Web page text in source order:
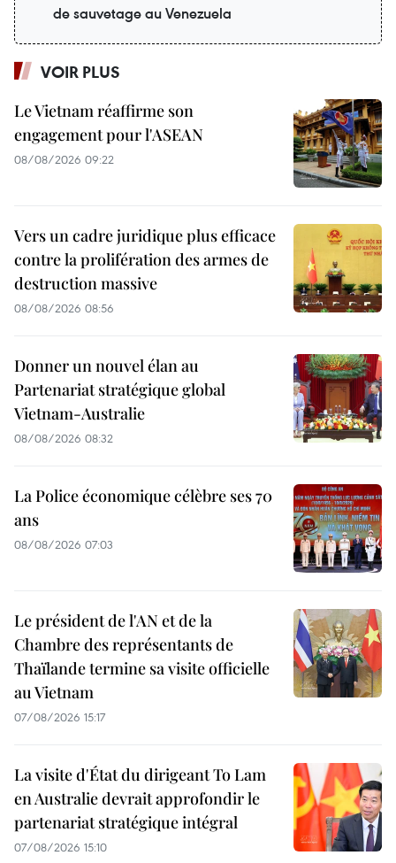
de sauvetage au Venezuela
VOIR PLUS
Le Vietnam réaffirme son
engagement pour l'ASEAN
08/08/2026 09:22
Vers un cadre juridique plus efficace
contre la prolifération des armes de
destruction massive
08/08/2026 08:56
Donner un nouvel élan au
Partenariat stratégique global
Vietnam-Australie
08/08/2026 08:32
La Police économique célèbre ses 70
ans
08/08/2026 07:03
Le président de l'AN et de la
Chambre des représentants de
Thaïlande termine sa visite officielle
au Vietnam
07/08/2026 15:17
La visite d'État du dirigeant To Lam
en Australie devrait approfondir le
partenariat stratégique intégral
07/08/2026 15:10